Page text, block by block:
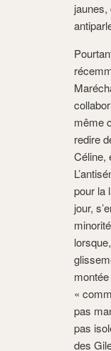
même
redire
Céline,
pour la
jour,
«
pas
pas
des